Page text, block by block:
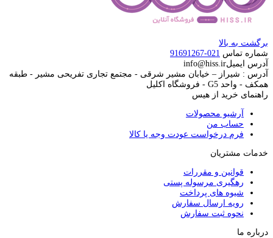
برگشت به بالا
شماره تماس 021-91691267
آدرس ایمیلinfo@hiss.ir
آدرس : شیراز – خیابان مشیر شرقی - مجتمع تجاری تفریحی مشیر - طبقه
همکف - واحد G5 - فروشگاه اکلیل
راهنمای خرید از هیس
آرشیو محصولات
حساب من
فرم درخواست عودت وجه یا کالا
خدمات مشتریان
قوانین و مقررات
رهگیری مرسوله پستی
شیوه های پرداخت
رویه ارسال سفارش
نحوه ثبت سفارش
درباره ما